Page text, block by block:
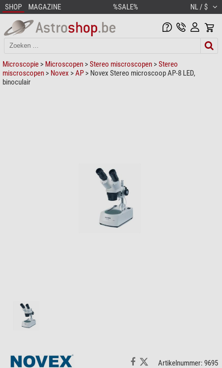
SHOP MAGAZINE %SALE% NL / $
Microscopie > Microscopen >Stereo miscroscopen >Stereo
miscroscopen > Novex >AP > Novex Stereo microscoop AP-8 LED,
binoculair
Artikelnummer: 9695